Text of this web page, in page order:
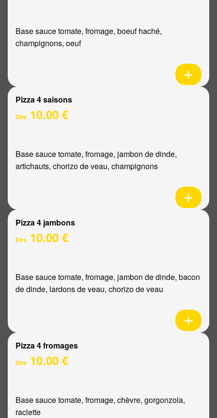
Base sauce tomate, fromage, boeuf haché,
champignons, oeuf
Pizza 4 saisons
Dès 10.00 €
Base sauce tomate, fromage, jambon de dinde,
artichauts, chorizo de veau, champignons
Pizza 4 jambons
Dès 10.00 €
Base sauce tomate, fromage, jambon de dinde, bacon
de dinde, lardons de veau, chorizo de veau
Pizza 4 fromages
Dès 10.00 €
Base sauce tomate, fromage, chèvre, gorgonzola,
raclette